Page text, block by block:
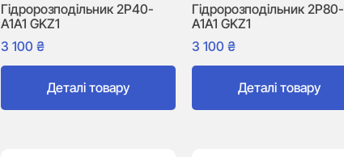
Гідророзподільник 2P40-
A1A1 GKZ1
3 100 ₴
Деталі товару
Гідророзподільник 2P80-
A1A1 GKZ1
3 100 ₴
Деталі товару